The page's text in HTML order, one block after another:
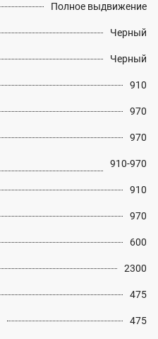
Полное выдвижение
Черный
Черный
910
970
970
910-970
910
970
600
2300
475
475